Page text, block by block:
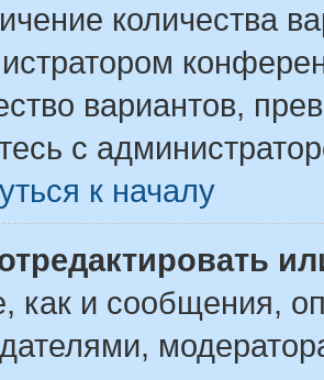
количества
вариантов,
с
к началу
как и сообщения,